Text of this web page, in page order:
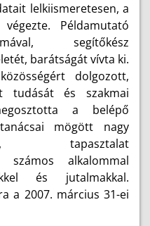
lelkiismeretesen, a
Példamutató
segítőkész
barátságát vívta ki.
dolgozott,
tudását és szakmai
a belépő
mögött nagy
tapasztalat
számos alkalommal
és jutalmakkal.
a 2007. március 31-ei